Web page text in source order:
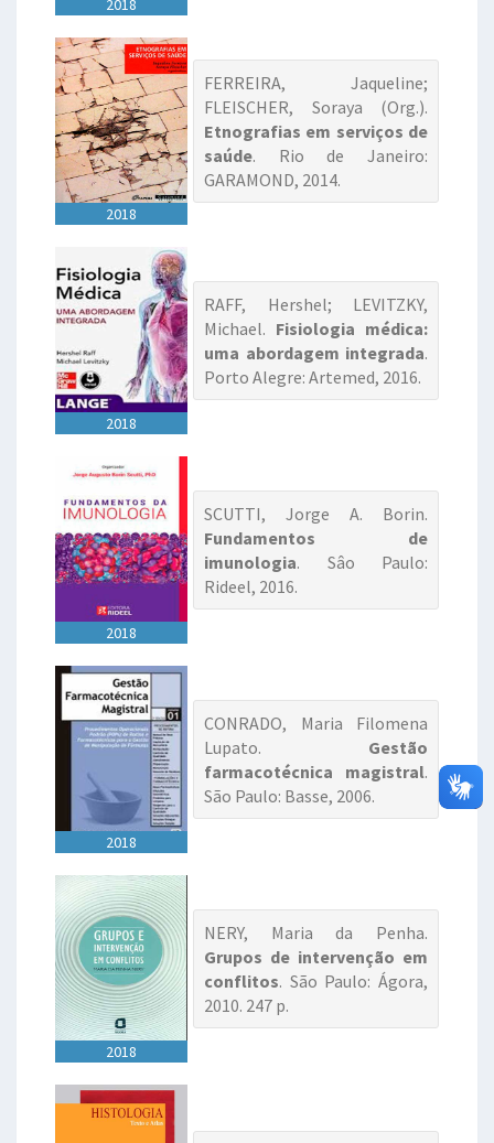
2018
2018
FERREIRA, Jaqueline;
FLEISCHER, Soraya (Org.).
Etnografias em serviços de
saúde. Rio de Janeiro:
GARAMOND, 2014.
2018
RAFF, Hershel; LEVITZKY,
Michael. Fisiologia médica:
uma abordagem integrada.
Porto Alegre: Artemed, 2016.
2018
SCUTTI, Jorge A. Borin.
Fundamentos de
imunologia. Sâo Paulo:
Rideel, 2016.
2018
CONRADO, Maria Filomena
Lupato. Gestão
farmacotécnica magistral.
São Paulo: Basse, 2006.
2018
NERY, Maria da Penha.
Grupos de intervenção em
conflitos. São Paulo: Ágora,
2010. 247 p.